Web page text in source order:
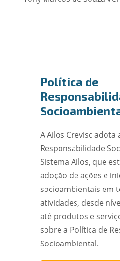
Política de
A Ailos Crevisc adota
Responsabilidade
Sistema Ailos, que
adoção de ações e
socioambientais em
atividades, desde
até produtos e
sobre a Política de
Socioambiental.